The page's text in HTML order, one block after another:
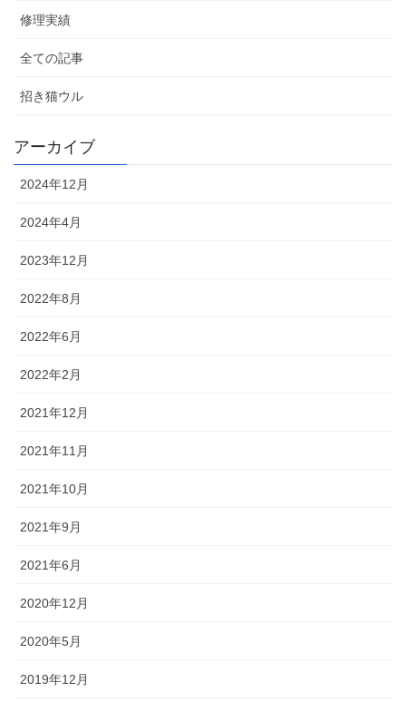
修理実績
全ての記事
招き猫ウル
アーカイブ
2024年12月
2024年4月
2023年12月
2022年8月
2022年6月
2022年2月
2021年12月
2021年11月
2021年10月
2021年9月
2021年6月
2020年12月
2020年5月
2019年12月